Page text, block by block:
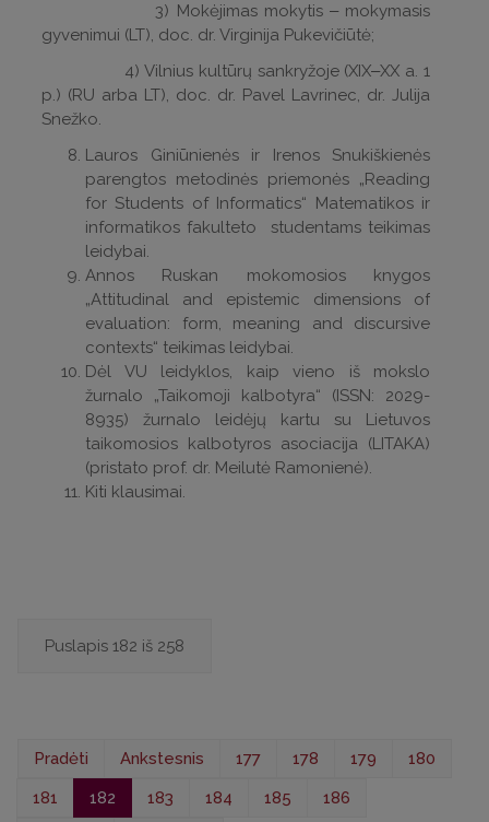
3) Mokėjimas mokytis ‒ mokymasis
gyvenimui (LT), doc. dr. Virginija Pukevičiūtė;
4) Vilnius kultūrų sankryžoje (XIX‒XX a. 1
p.) (RU arba LT), doc. dr. Pavel Lavrinec, dr. Julija
Snežko.
Lauros Giniūnienės ir Irenos Snukiškienės
parengtos metodinės priemonės „Reading
for Students of Informatics“ Matematikos ir
informatikos fakulteto studentams teikimas
leidybai.
Annos Ruskan mokomosios knygos
„Attitudinal and epistemic dimensions of
evaluation: form, meaning and discursive
contexts“ teikimas leidybai.
Dėl VU leidyklos, kaip vieno iš mokslo
žurnalo „Taikomoji kalbotyra“ (ISSN: 2029-
8935) žurnalo leidėjų kartu su Lietuvos
taikomosios kalbotyros asociacija (LITAKA)
(pristato prof. dr. Meilutė Ramonienė).
Kiti klausimai.
Puslapis 182 iš 258
Pradėti Ankstesnis 177 178 179
180
181
182 183 184 185
186